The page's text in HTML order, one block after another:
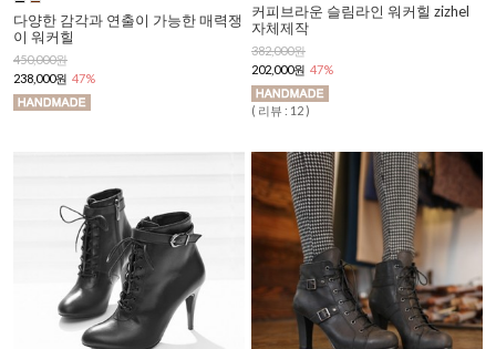
다양한 감각과 연출이 가능한 매력쟁
이 워커힐
450,000원
238,000원 47%
커피브라운 슬림라인 워커힐 zizhel
자체제작
382,000원
202,000원 47%
( 리뷰 : 12 )